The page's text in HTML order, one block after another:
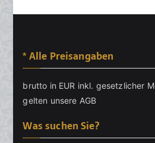
* Alle Preisangaben
brutto in EUR inkl. gesetzlicher
gelten unsere AGB
Was suchen Sie?